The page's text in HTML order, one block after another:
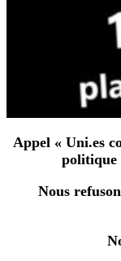
Appel « Uni.es
politique
Nous